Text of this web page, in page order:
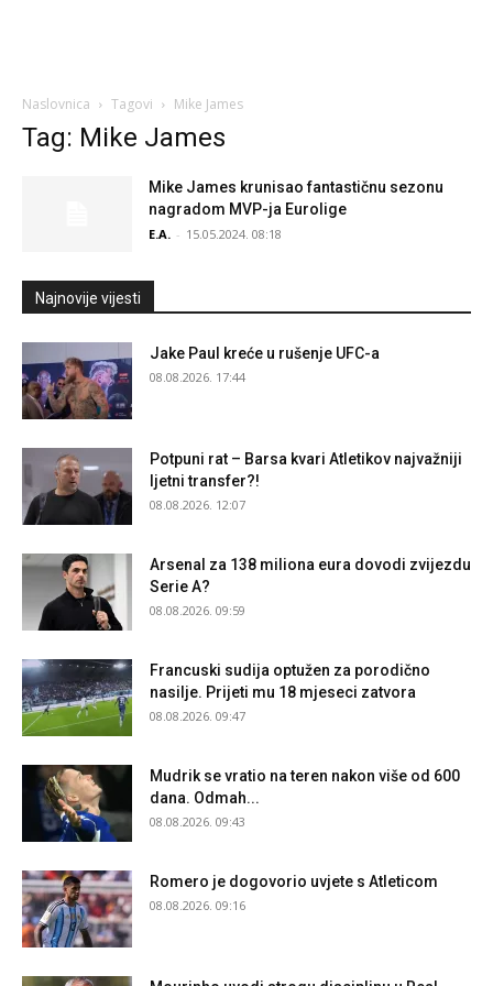
Naslovnica Tagovi Mike James
Tag: Mike James
Mike James krunisao fantastičnu sezonu
nagradom MVP-ja Eurolige
E.A. - 15.05.2024. 08:18
Najnovije vijesti
Jake Paul kreće u rušenje UFC-a
08.08.2026. 17:44
Potpuni rat – Barsa kvari Atletikov najvažniji
ljetni transfer?!
08.08.2026. 12:07
Arsenal za 138 miliona eura dovodi zvijezdu
Serie A?
08.08.2026. 09:59
Francuski sudija optužen za porodično
nasilje. Prijeti mu 18 mjeseci zatvora
08.08.2026. 09:47
Mudrik se vratio na teren nakon više od 600
dana. Odmah...
08.08.2026. 09:43
Romero je dogovorio uvjete s Atleticom
08.08.2026. 09:16